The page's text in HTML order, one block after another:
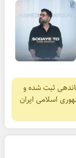
ثبت شده و
اسلامی ایران